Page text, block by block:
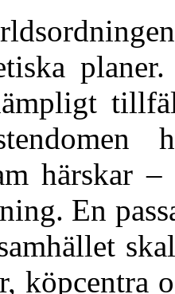
härskar
En
köpcentra